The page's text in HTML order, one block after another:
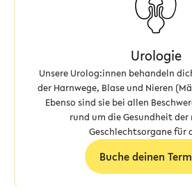
Urologie
Unsere Urolog:innen behandeln
der Harnwege, Blase und Nieren
Ebenso sind sie bei allen
rund um die Gesundheit
Geschlechtsorgane für
Buche deinen